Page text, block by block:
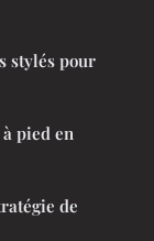
stylés pour
pied en
de